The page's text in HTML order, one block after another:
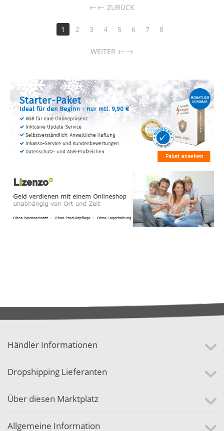
← ZURÜCK
1 2 3 4 5 6 7 8
WEITER →
Händler Informationen
Dropshipping Lieferanten
Über diesen Marktplatz
Allgemeine Information